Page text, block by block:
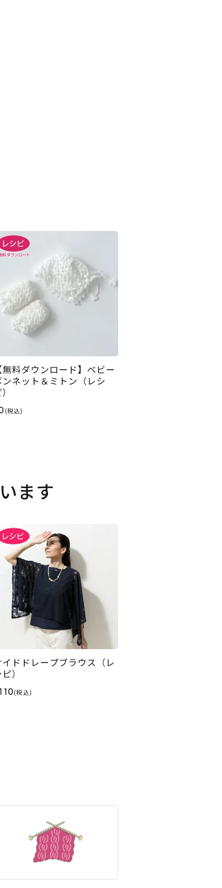
無料ダウンロード】ベビー
ンネット＆ミトン（レシ
(税込)
ます
イドドレープブラウス（レ
）
(税込)